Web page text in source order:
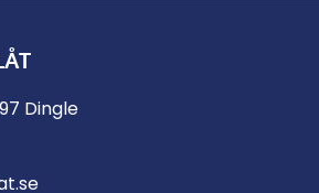
Dingle